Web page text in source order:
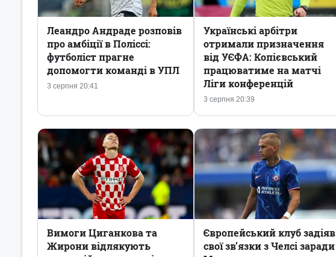
3 серпня 20:41
Леандро Андраде розповів
про амбіції в Поліссі:
футболіст прагне
допомогти команді в УПЛ
3 серпня 20:39
Українські арбітри
отримали призначення
від УЄФА: Копієвський
працюватиме на матчі
Ліги конференцій
Вимоги Циганкова та
Жирони відлякують
Європейський клуб задіяв
свої зв’язки з Челсі заради